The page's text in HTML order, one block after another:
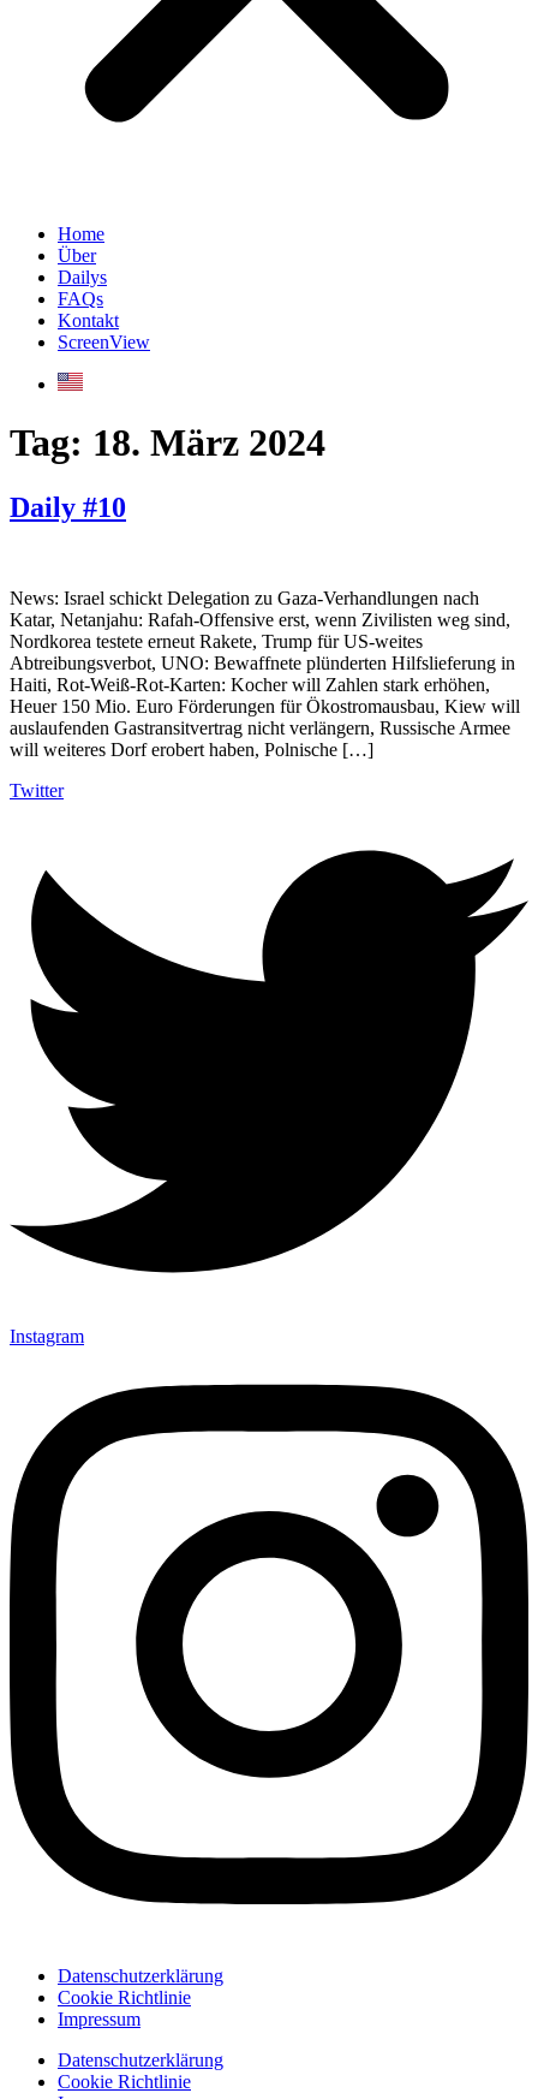
Home
Über
Dailys
FAQs
Kontakt
ScreenView
Tag: 18. März 2024
Daily #10
News: Israel schickt Delegation zu Gaza-Verhandlungen nach
Katar, Netanjahu: Rafah-Offensive erst, wenn Zivilisten weg sind,
Nordkorea testete erneut Rakete, Trump für US-weites
Abtreibungsverbot, UNO: Bewaffnete plünderten Hilfslieferung in
Haiti, Rot-Weiß-Rot-Karten: Kocher will Zahlen stark erhöhen,
Heuer 150 Mio. Euro Förderungen für Ökostromausbau, Kiew will
auslaufenden Gastransitvertrag nicht verlängern, Russische Armee
will weiteres Dorf erobert haben, Polnische […]
Twitter
Instagram
Datenschutzerklärung
Cookie Richtlinie
Impressum
Datenschutzerklärung
Cookie Richtlinie